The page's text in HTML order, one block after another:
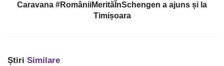
Caravana #RomâniiMerităÎnSchengen a ajuns și la
Timișoara
Știri Similare